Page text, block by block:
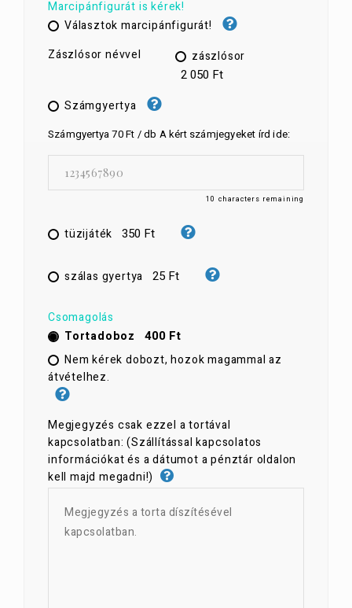
Marcipánfigurát is kérek!
Választok marcipánfigurát!
Zászlósor névvel
zászlósor
2 050 Ft
Számgyertya
Számgyertya 70 Ft / db A kért számjegyeket írd ide:
10 characters remaining
tüzijáték 350 Ft
szálas gyertya 25 Ft
Csomagolás
Tortadoboz
400 Ft
Nem kérek dobozt, hozok magammal az
átvételhez.
Megjegyzés csak ezzel a tortával
kapcsolatban: (Szállítással kapcsolatos
információkat és a dátumot a pénztár oldalon
kell majd megadni!)